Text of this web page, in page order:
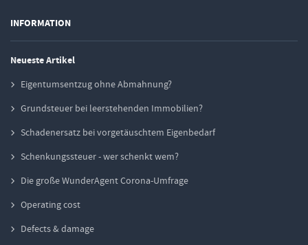
INFORMATION
Neueste Artikel
Eigentumsentzug ohne Abmahnung?
Grundsteuer bei leerstehenden Immobilien?
Schadenersatz bei vorgetäuschtem Eigenbedarf
Schenkungssteuer - wer schenkt wem?
Die große WunderAgent Corona-Umfrage
Operating cost
Defects & damage